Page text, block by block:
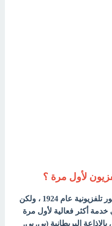
لأول مرة ؟
- أنتج (جون لوجي بيرد) أول صور تلفزيونية عام 1924 ، ولكن
أكثر فعالية لأول مرة
بالإذاعة البريطانية (بي. بي.